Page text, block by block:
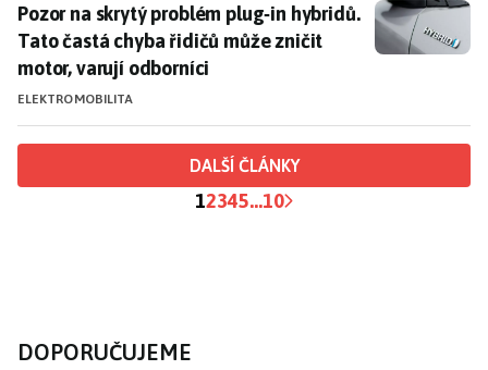
Pozor na skrytý problém plug‑in hybridů. Tato
Pozor na skrytý problém plug‑in hybridů.
Tato častá chyba řidičů může zničit
motor, varují odborníci
ELEKTROMOBILITA
DALŠÍ ČLÁNKY
12345...10
DOPORUČUJEME